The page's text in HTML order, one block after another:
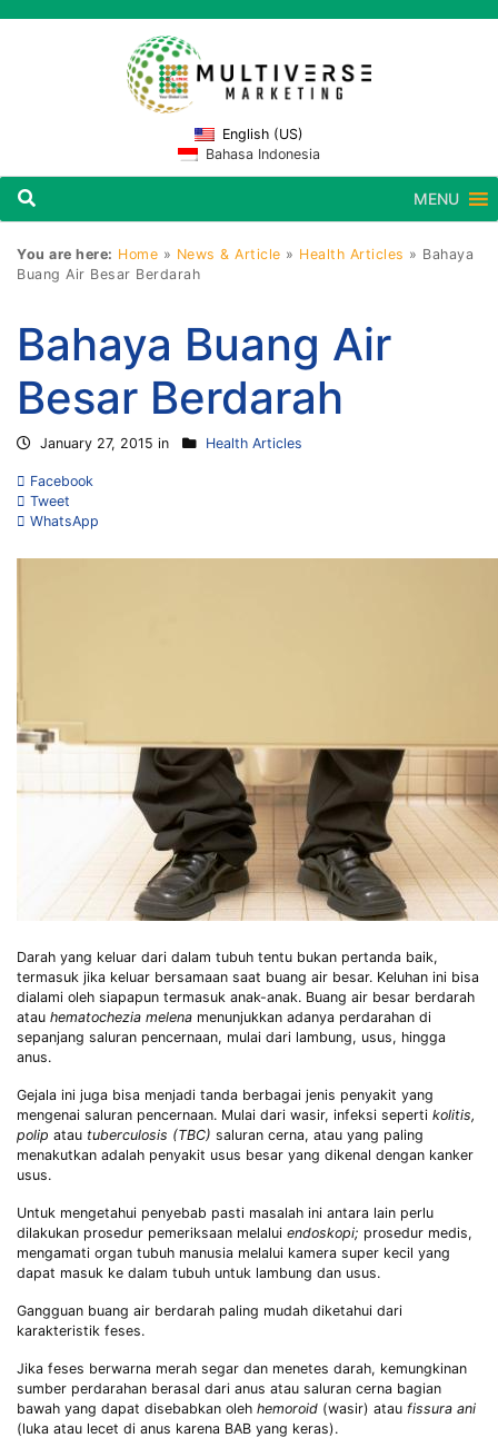
English (US)
Bahasa Indonesia
MENU
You are here: Home » News & Article » Health Articles » Bahaya
Buang Air Besar Berdarah
Bahaya Buang Air
Besar Berdarah
January 27, 2015 in Health Articles
Facebook
Tweet
WhatsApp
Darah yang keluar dari dalam tubuh tentu bukan pertanda baik,
termasuk jika keluar bersamaan saat buang air besar. Keluhan ini bisa
dialami oleh siapapun termasuk anak-anak. Buang air besar berdarah
atau hematochezia melena menunjukkan adanya perdarahan di
sepanjang saluran pencernaan, mulai dari lambung, usus, hingga
anus.
Gejala ini juga bisa menjadi tanda berbagai jenis penyakit yang
mengenai saluran pencernaan. Mulai dari wasir, infeksi seperti kolitis,
polip atau tuberculosis (TBC) saluran cerna, atau yang paling
menakutkan adalah penyakit usus besar yang dikenal dengan kanker
usus.
Untuk mengetahui penyebab pasti masalah ini antara lain perlu
dilakukan prosedur pemeriksaan melalui endoskopi; prosedur medis,
mengamati organ tubuh manusia melalui kamera super kecil yang
dapat masuk ke dalam tubuh untuk lambung dan usus.
Gangguan buang air berdarah paling mudah diketahui dari
karakteristik feses.
Jika feses berwarna merah segar dan menetes darah, kemungkinan
sumber perdarahan berasal dari anus atau saluran cerna bagian
bawah yang dapat disebabkan oleh hemoroid (wasir) atau fissura ani
(luka atau lecet di anus karena BAB yang keras).